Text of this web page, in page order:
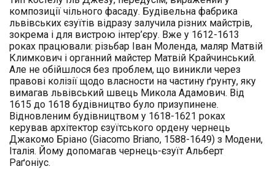
композиції чільного фасаду. Будівельна фабрика
львівських єзуїтів відразу залучила різних майстрів,
зокрема і для вистрою інтер’єру. Вже у 1612-1613
роках працювали: різьбар Іван Моленда, маляр Матвій
Климкович і органний майстер Матвій Крайчинський.
Але не обійшлося без проблем, що виникли через
правові колізії щодо власности на частину ґрунту, яку
вимагав львівський швець Микола Адамович. Від
1615 до 1618 будівництво було призупинене.
Відновленим будівництвом у 1618-1621 роках
керував архітектор єзуїтського ордену чернець
Джакомо Бріано (Giacomo Briano, 1588-1649) з Модени,
Італія. Йому допомагав чернець-єзуїт Альберт
Раґоніус.